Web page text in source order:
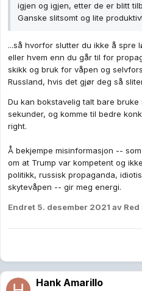
igjen og igjen, etter de er blitt
Ganske slitsomt og lite
...så hvorfor slutter du ikke å spre
eller hvem enn du går til for
skikk og bruk for våpen og
Russland, hvis det gjør deg så
Du kan bokstavelig talt bare
sekunder, og komme til bedre
right.
Å bekjempe misinformasjon --
om at Trump var kompetent og
politikk, russisk propaganda,
skytevåpen -- gir meg energi.
Endret 5. desember 2021 av
Hank Amarillo